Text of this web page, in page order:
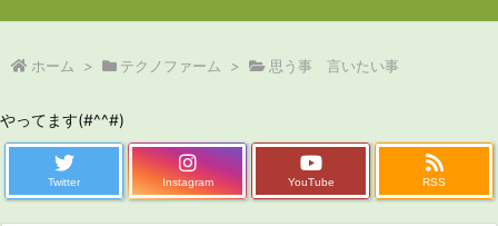
ホーム > テクノファーム > 思う事 言いたい事
やってます(#^^#)
Twitter Instagram YouTube RSS